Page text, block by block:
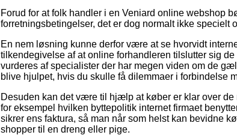
Forud for at folk handler i en Veniard online webshop
forretningsbetingelser, det er dog normalt ikke specielt
En nem løsning kunne derfor være at se hvorvidt
tilkendegivelse af at online forhandleren tilslutter sig
vurderes af specialister der har megen viden om de
blive hjulpet, hvis du skulle få dilemmaer i forbindelse
Desuden kan det være til hjælp at køber er klar over
for eksempel hvilken byttepolitik internet firmaet
sikrer ens faktura, så man når som helst kan bevidne
shopper til en dreng eller pige.